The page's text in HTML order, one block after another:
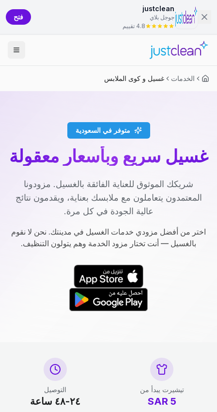
justclean
جوجل بلاي
4.8 تقييم
فتح
الخدمات غسيل و كوى الملابس
متوفر في السعودية
غسيل سريع وبأسعار معقولة
شريكك الموثوق للعناية الفائقة بالغسيل. مزودونا
المعتمدون يتعاملون مع ملابسك بعناية، ويقدمون نتائج
عالية الجودة في كل مرة.
اختر من أفضل مزودي خدمات الغسيل في مدينتك. نحن لا نقوم
بالغسيل — أنت تختار مزود الخدمة وهم يتولون التنظيف.
تيشيرت يبدأ من
5
SAR
التوصيل
٢٤-٤٨ ساعة